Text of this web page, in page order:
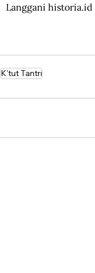
Langgani
K'tut Tantri